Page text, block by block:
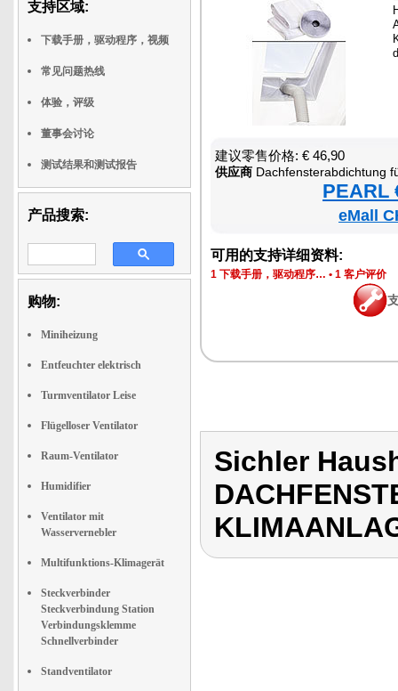
支持区域:
下载手册，驱动程序，视频
常见问题热线
体验，评级
董事会讨论
测试结果和测试报告
产品搜索:
购物:
Miniheizung
Entfeuchter elektrisch
Turmventilator Leise
Flügelloser Ventilator
Raum-Ventilator
Humidifier
Ventilator mit
Wasservernebler
Multifunktions-Klimagerät
Steckverbinder
Steckverbindung Station
Verbindungsklemme
Schnellverbinder
Standventilator
建议零售价格: € 46,90
供应商 Dachfensterabdichtung für
PEARL
eMall
可用的支持详细资料:
1 下载手册，驱动程序… • 1 客户评价
Sichler